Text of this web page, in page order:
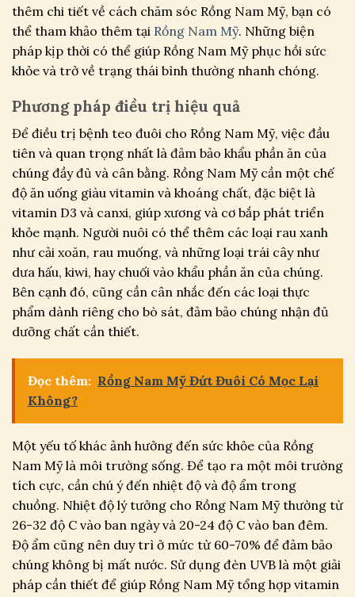
thêm chi tiết về cách chăm sóc Rồng Nam Mỹ, bạn có
thể tham khảo thêm tại Rồng Nam Mỹ. Những biện
pháp kịp thời có thể giúp Rồng Nam Mỹ phục hồi sức
khỏe và trở về trạng thái bình thường nhanh chóng.
Phương pháp điều trị hiệu quả
Để điều trị bệnh teo đuôi cho Rồng Nam Mỹ, việc đầu
tiên và quan trọng nhất là đảm bảo khẩu phần ăn của
chúng đầy đủ và cân bằng. Rồng Nam Mỹ cần một chế
độ ăn uống giàu vitamin và khoáng chất, đặc biệt là
vitamin D3 và canxi, giúp xương và cơ bắp phát triển
khỏe mạnh. Người nuôi có thể thêm các loại rau xanh
như cải xoăn, rau muống, và những loại trái cây như
dưa hấu, kiwi, hay chuối vào khẩu phần ăn của chúng.
Bên cạnh đó, cũng cần cân nhắc đến các loại thực
phẩm dành riêng cho bò sát, đảm bảo chúng nhận đủ
dưỡng chất cần thiết.
Đọc thêm: Rồng Nam Mỹ Đứt Đuôi Có Mọc Lại
Không?
Một yếu tố khác ảnh hưởng đến sức khỏe của Rồng
Nam Mỹ là môi trường sống. Để tạo ra một môi trường
tích cực, cần chú ý đến nhiệt độ và độ ẩm trong
chuồng. Nhiệt độ lý tưởng cho Rồng Nam Mỹ thường từ
26-32 độ C vào ban ngày và 20-24 độ C vào ban đêm.
Độ ẩm cũng nên duy trì ở mức từ 60-70% để đảm bảo
chúng không bị mất nước. Sử dụng đèn UVB là một giải
pháp cần thiết để giúp Rồng Nam Mỹ tổng hợp vitamin